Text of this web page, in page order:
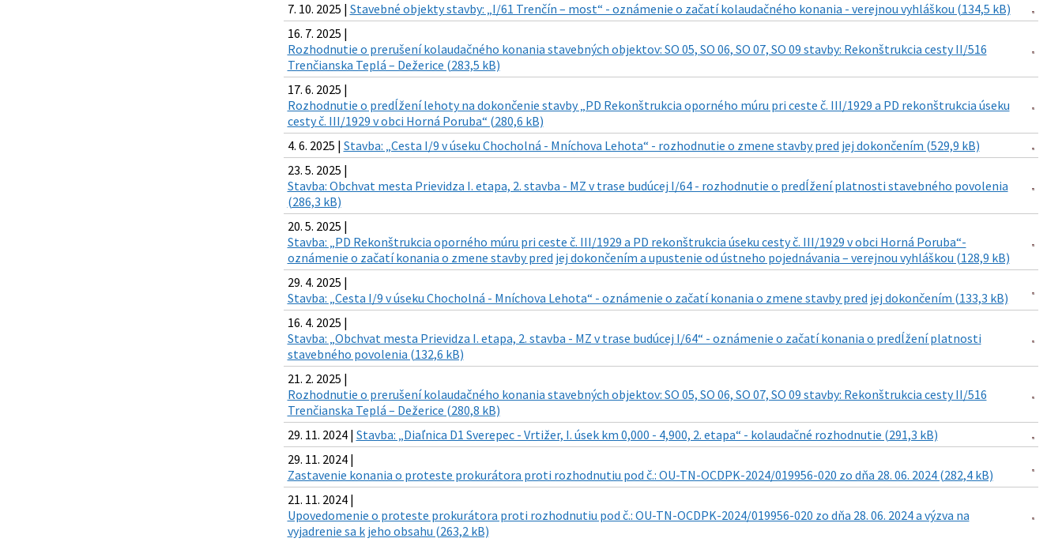
7. 10. 2025 | Stavebné objekty stavby: „I/61 Trenčín – most“ - oznámenie o začatí kolaudačného konania - verejnou vyhláškou (134,5 kB)
16. 7. 2025 |
Rozhodnutie o prerušení kolaudačného konania stavebných objektov: SO 05, SO 06, SO 07, SO 09 stavby: Rekonštrukcia cesty II/516
Trenčianska Teplá – Dežerice (283,5 kB)
17. 6. 2025 |
Rozhodnutie o predĺžení lehoty na dokončenie stavby „PD Rekonštrukcia oporného múru pri ceste č. III/1929 a PD rekonštrukcia úseku
cesty č. III/1929 v obci Horná Poruba“ (280,6 kB)
4. 6. 2025 | Stavba: „Cesta I/9 v úseku Chocholná - Mníchova Lehota“ - rozhodnutie o zmene stavby pred jej dokončením (529,9 kB)
23. 5. 2025 |
Stavba: Obchvat mesta Prievidza I. etapa, 2. stavba - MZ v trase budúcej I/64 - rozhodnutie o predĺžení platnosti stavebného povolenia
(286,3 kB)
20. 5. 2025 |
Stavba: „PD Rekonštrukcia oporného múru pri ceste č. III/1929 a PD rekonštrukcia úseku cesty č. III/1929 v obci Horná Poruba“-
oznámenie o začatí konania o zmene stavby pred jej dokončením a upustenie od ústneho pojednávania – verejnou vyhláškou (128,9 kB)
29. 4. 2025 |
Stavba: „Cesta I/9 v úseku Chocholná - Mníchova Lehota“ - oznámenie o začatí konania o zmene stavby pred jej dokončením (133,3 kB)
16. 4. 2025 |
Stavba: „Obchvat mesta Prievidza I. etapa, 2. stavba - MZ v trase budúcej I/64“ - oznámenie o začatí konania o predĺžení platnosti
stavebného povolenia (132,6 kB)
21. 2. 2025 |
Rozhodnutie o prerušení kolaudačného konania stavebných objektov: SO 05, SO 06, SO 07, SO 09 stavby: Rekonštrukcia cesty II/516
Trenčianska Teplá – Dežerice (280,8 kB)
29. 11. 2024 | Stavba: „Diaľnica D1 Sverepec - Vrtižer, I. úsek km 0,000 - 4,900, 2. etapa“ - kolaudačné rozhodnutie (291,3 kB)
29. 11. 2024 |
Zastavenie konania o proteste prokurátora proti rozhodnutiu pod č.: OU-TN-OCDPK-2024/019956-020 zo dňa 28. 06. 2024 (282,4 kB)
21. 11. 2024 |
Upovedomenie o proteste prokurátora proti rozhodnutiu pod č.: OU-TN-OCDPK-2024/019956-020 zo dňa 28. 06. 2024 a výzva na
vyjadrenie sa k jeho obsahu (263,2 kB)